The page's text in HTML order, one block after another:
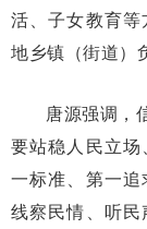
活、子女教育
地乡镇（街道）
唐源强调，
要站稳人民立
一标准、第一
线察民情、听民